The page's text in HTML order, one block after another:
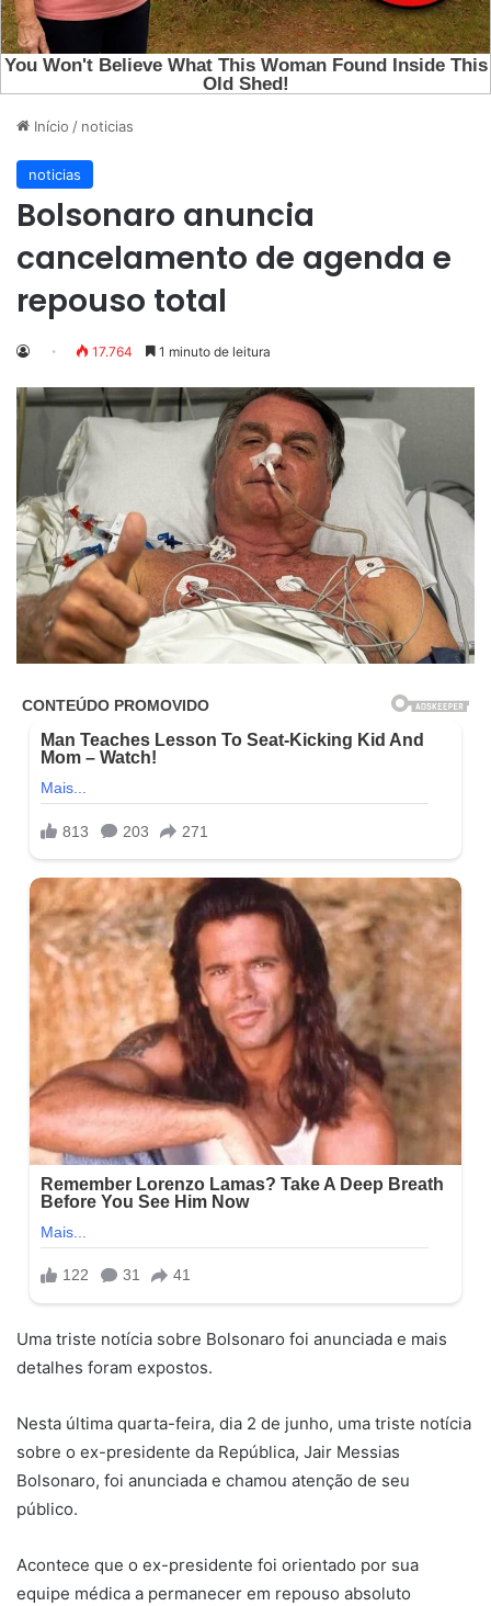
Início / noticias
noticias
Bolsonaro anuncia
cancelamento de agenda e
repouso total
17.764 1 minuto de leitura
Uma triste notícia sobre Bolsonaro foi anunciada e mais
detalhes foram expostos.
Nesta última quarta-feira, dia 2 de junho, uma triste notícia
sobre o ex-presidente da República, Jair Messias
Bolsonaro, foi anunciada e chamou atenção de seu
público.
Acontece que o ex-presidente foi orientado por sua
equipe médica a permanecer em repouso absoluto